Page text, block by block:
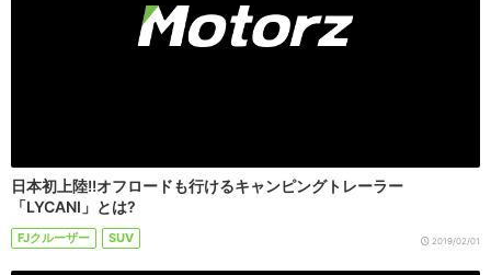
日本初上陸!!オフロードも行けるキャンピングトレーラー
「LYCANI」とは?
FJクルーザー SUV 2019/02/01